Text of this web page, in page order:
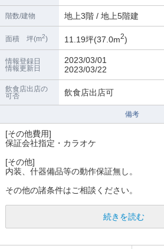
摩耶駅の店舗物件・貸店舗・テナント一
階数/建物 地上3階 / 地上5階建
面積 坪(m2) 11.19坪(37.0m2)
情報登録日
情報更新日
2023/03/01
2023/03/22
飲食店出店の
可否
飲食店出店可
備考
[その他費用]
保証会社指定・カラオケ
[その他]
内装、什器備品等の動作保証無し。
その他の諸条件はご相談ください。
続きを読む